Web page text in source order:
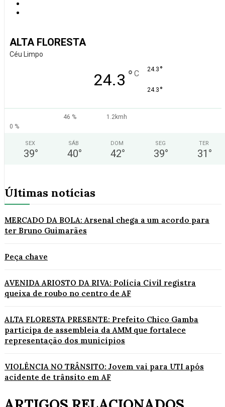
ALTA FLORESTA
Céu Limpo
24.3 ° C 24.3 °
24.3 °
46 %
1.2kmh
0 %
SEX
39°
SÁB
40°
DOM
42°
SEG
39°
TER
31 °
Últimas notícias
MERCADO DA BOLA: Arsenal chega a um acordo para
ter Bruno Guimarães
Peça chave
AVENIDA ARIOSTO DA RIVA: Polícia Civil registra
queixa de roubo no centro de AF
ALTA FLORESTA PRESENTE: Prefeito Chico Gamba
participa de assembleia da AMM que fortalece
representação dos municípios
VIOLÊNCIA NO TRÂNSITO: Jovem vai para UTI após
acidente de trânsito em AF